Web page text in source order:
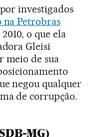
investigados
na Petrobras
o que ela
Gleisi
meio de sua
negou qualquer
de corrupção.
MG)